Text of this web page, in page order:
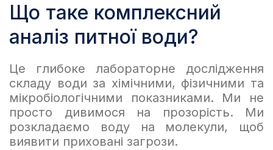
Що таке комплексний
аналіз питної води?
Це глибоке лабораторне дослідження
складу води за хімічними, фізичними та
мікробіологічними показниками. Ми не
просто дивимося на прозорість. Ми
розкладаємо воду на молекули, щоб
виявити приховані загрози.